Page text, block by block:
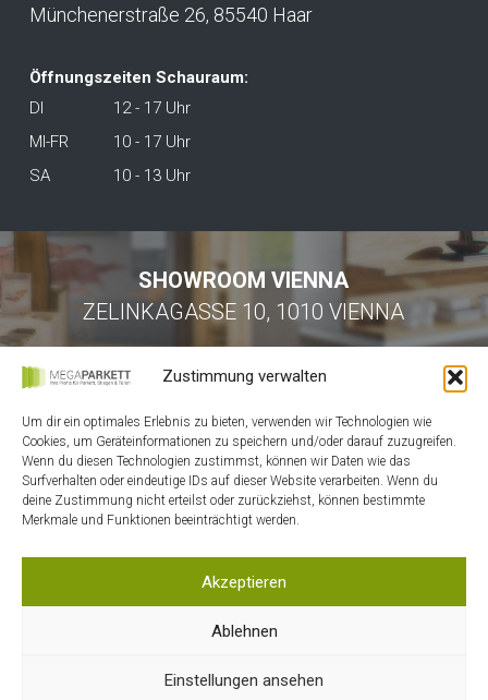
Zustimmung verwalten
Um dir ein optimales Erlebnis zu bieten, verwenden wir Technologien wie
Cookies, um Geräteinformationen zu speichern und/oder darauf zuzugreifen.
Wenn du diesen Technologien zustimmst, können wir Daten wie das
Surfverhalten oder eindeutige IDs auf dieser Website verarbeiten. Wenn du
deine Zustimmung nicht erteilst oder zurückziehst, können bestimmte
Merkmale und Funktionen beeinträchtigt werden.
Akzeptieren
Ablehnen
Einstellungen ansehen
Münchenerstraße 26, 85540 Haar
Öffnungszeiten Schauraum:
DI
12 - 17 Uhr
MI-FR
10 - 17 Uhr
SA
10 - 13 Uhr
SHOWROOM VIENNA
ZELINKAGASSE 10, 1010 VIENNA
HOME
KONTAKT
MEIN ACCOUNT
WARENKORB
DATENSCHUTZ
IMPRESSUM